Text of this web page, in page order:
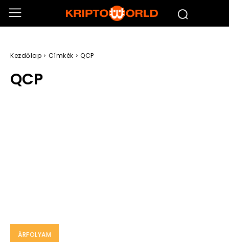
Kezdőlap Címkék QCP
QCP
ÁRFOLYAM